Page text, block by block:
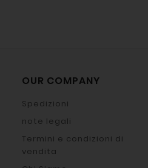
OUR COMPANY
Spedizioni
note legali
Termini e condizioni di
vendita